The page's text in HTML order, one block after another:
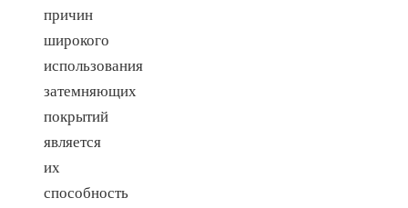
причин
широкого
использования
затемняющих
покрытий
является
их
способность